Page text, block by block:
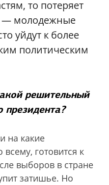
то потеряет
— молодежные
уйдут к более
политическим
решительный
президента?
на какие
готовится к
выборов в стране
затишье. Но